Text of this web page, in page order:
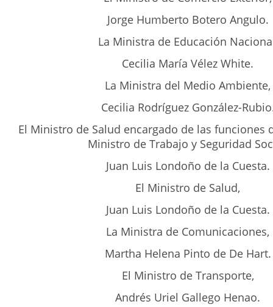
Jorge Humberto Botero Angulo.
La Ministra de Educación
Cecilia María Vélez White.
La Ministra del Medio Ambiente,
Cecilia Rodríguez González-
El Ministro de Salud encargado de las funciones
Ministro de Trabajo y Seguridad
Juan Luis Londoño de la Cuesta.
El Ministro de Salud,
Juan Luis Londoño de la Cuesta.
La Ministra de Comunicaciones,
Martha Helena Pinto de De Hart.
El Ministro de Transporte,
Andrés Uriel Gallego Henao.